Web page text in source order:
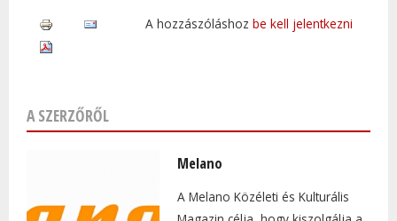
A hozzászóláshoz be kell jelentkezni
A SZERZŐRŐL
Melano
A Melano Közéleti és Kulturális